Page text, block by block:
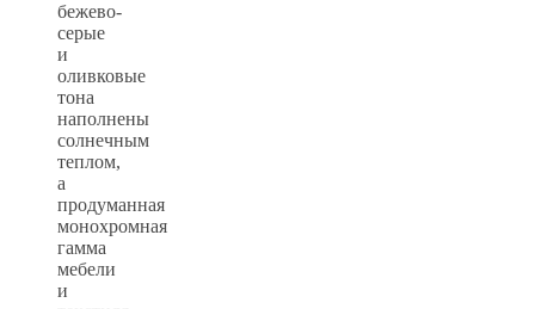
бежево-
серые
и
оливковые
тона
наполнены
солнечным
теплом,
а
продуманная
монохромная
гамма
мебели
и